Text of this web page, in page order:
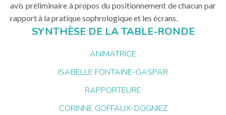
avis préliminaire à propos du positionnement de chacun par
rapport à la pratique sophrologique et les écrans.
SYNTHÈSE DE LA TABLE-RONDE
ANIMATRICE
ISABELLE FONTAINE-GASPAR
RAPPORTEURE
CORINNE GOFFAUX-DOGNIEZ